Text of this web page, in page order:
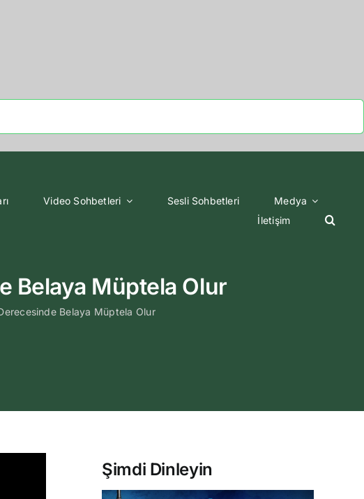
Video Sohbetleri Sesli Sohbetleri
Medya
İletişim
Belaya Müptela Olur
Belaya Müptela Olur
Şimdi Dinleyin